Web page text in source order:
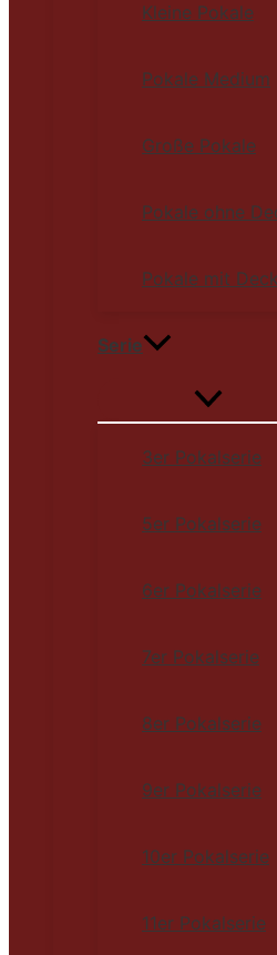
Kleine Pokale
Pokale Medium
Große Pokale
Pokale ohne
Pokale mit
Serie
3er Pokalserie
5er Pokalserie
6er Pokalserie
7er Pokalserie
8er Pokalserie
9er Pokalserie
10er Pokalserie
11er Pokalserie